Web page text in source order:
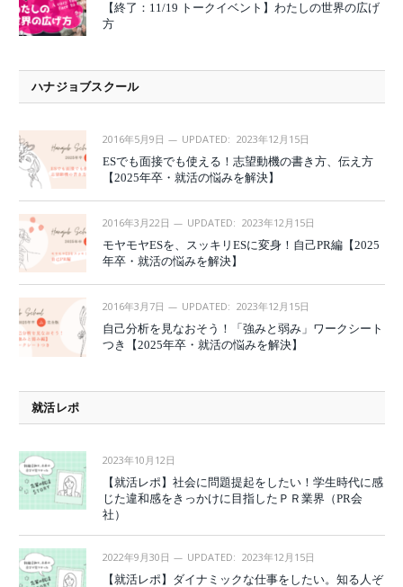
【終了：11/19 トークイベント】わたしの世界の広げ
方
ハナジョブスクール
2016年5月9日 UPDATED: 2023年12月15日
ESでも面接でも使える！志望動機の書き方、伝え方
【2025年卒・就活の悩みを解決】
2016年3月22日 UPDATED: 2023年12月15日
モヤモヤESを、スッキリESに変身！自己PR編【2025
年卒・就活の悩みを解決】
2016年3月7日 UPDATED: 2023年12月15日
自己分析を見なおそう！「強みと弱み」ワークシート
つき【2025年卒・就活の悩みを解決】
就活レポ
2023年10月12日
【就活レポ】社会に問題提起をしたい！学生時代に感
じた違和感をきっかけに目指したＰＲ業界（PR会
社）
2022年9月30日 UPDATED: 2023年12月15日
【就活レポ】ダイナミックな仕事をしたい。知る人ぞ